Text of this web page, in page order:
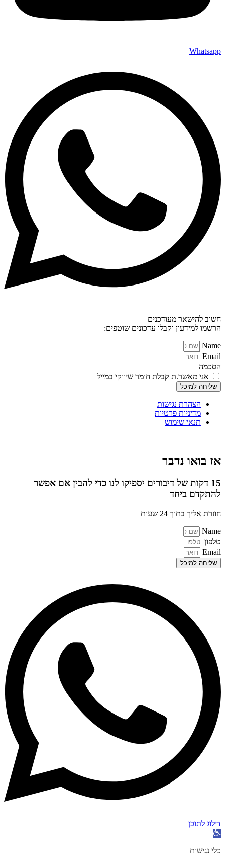
Whatsapp
חשוב להישאר מעודכנים
הרשמו למידעון וקבלו עדכונים שוטפים:
Name
Email
הסכמה
אני מאשר.ת קבלת חומר שיווקי במייל
שליחה למיכל
הצהרת נגישות
מדיניות פרטיות
תנאי שימוש
אז בואו נדבר
15 דקות של דיבורים יספיקו לנו כדי להבין אם אפשר
להתקדם ביחד
חוזרת אליך בתוך 24 שעות
Name
טלפון
Email
שליחה למיכל
דילוג לתוכן
פתח
נגישות
כלי נגישות